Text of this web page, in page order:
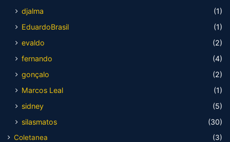
djalma
(1)
EduardoBrasil
(1)
evaldo
(2)
fernando
(4)
gonçalo
(2)
Marcos Leal
(1)
sidney
(5)
silasmatos
(30)
Coletanea
(3)